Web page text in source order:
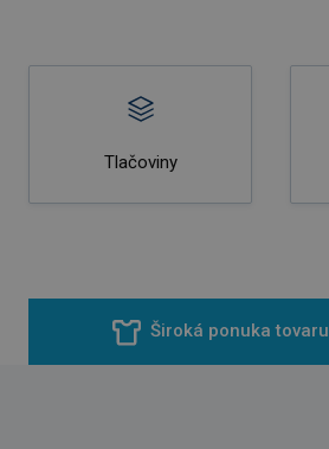
Tlačoviny
Široká ponuka tovaru